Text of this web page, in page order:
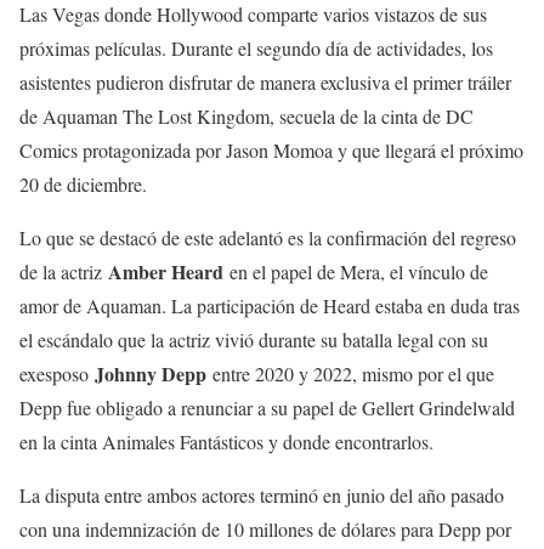
Las Vegas donde Hollywood comparte varios vistazos de sus
próximas películas. Durante el segundo día de actividades, los
asistentes pudieron disfrutar de manera exclusiva el primer tráiler
de Aquaman The Lost Kingdom, secuela de la cinta de DC
Comics protagonizada por Jason Momoa y que llegará el próximo
20 de diciembre.
Lo que se destacó de este adelantó es la confirmación del regreso
de la actriz Amber Heard en el papel de Mera, el vínculo de
amor de Aquaman. La participación de Heard estaba en duda tras
el escándalo que la actriz vivió durante su batalla legal con su
exesposo Johnny Depp entre 2020 y 2022, mismo por el que
Depp fue obligado a renunciar a su papel de Gellert Grindelwald
en la cinta Animales Fantásticos y donde encontrarlos.
La disputa entre ambos actores terminó en junio del año pasado
con una indemnización de 10 millones de dólares para Depp por